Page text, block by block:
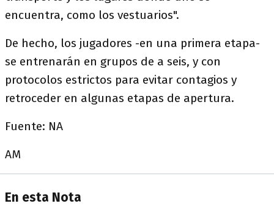
encuentra, como los vestuarios".
De hecho, los jugadores -en una primera etapa-
se entrenarán en grupos de a seis, y con
protocolos estrictos para evitar contagios y
retroceder en algunas etapas de apertura.
Fuente: NA
AM
En esta Nota